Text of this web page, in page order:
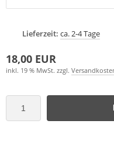
Lieferzeit: ca. 2-4 Tage
18,00 EUR
inkl. 19 % MwSt. zzgl.